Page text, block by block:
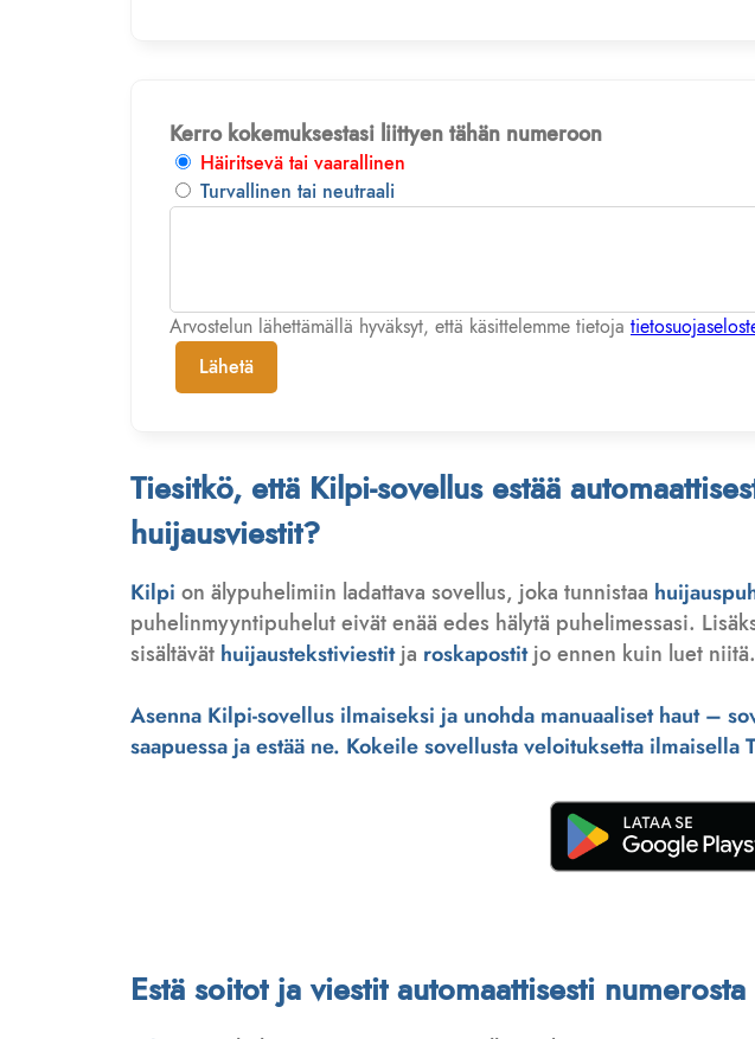
Kerro kokemuksestasi liittyen tähän numeroon
Häiritsevä tai vaarallinen
Turvallinen tai neutraali
Arvostelun lähettämällä hyväksyt, että käsittelemme tietoja
Lähetä
Tiesitkö, että Kilpi-sovellus estää
huijausviestit?
Kilpi on älypuhelimiin ladattava sovellus, joka tunnistaa
puhelinmyyntipuhelut eivät enää edes hälytä puhelimessasi.
sisältävät huijaustekstiviestitja roskapostitjo ennen kuin luet
Asenna Kilpi-sovellus ilmaiseksi ja unohda manuaaliset haut –
saapuessa ja estää ne. Kokeile sovellusta veloituksetta ilmaisella
Estä soitot ja viestit automaattisesti